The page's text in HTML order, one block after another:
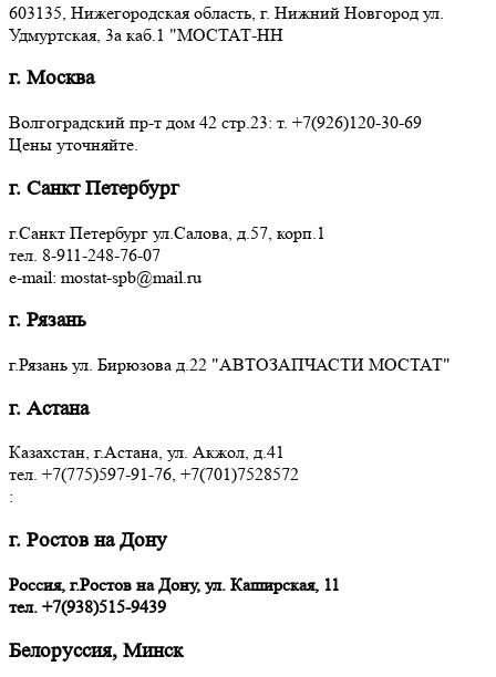
603135, Нижегородская область, г. Нижний Новгород ул.
Удмуртская, 3a каб.1 "МОСТАТ-НН
г. Москва
Волгоградский пр-т дом 42 стр.23: т. +7(926)120-30-69
Цены уточняйте.
г. Санкт Петербург
г.Санкт Петербург ул.Салова, д.57, корп.1
тел. 8-911-248-76-07
e-mail: mostat-spb@mail.ru
г. Рязань
г.Рязань ул. Бирюзова д.22 "АВТОЗАПЧАСТИ МОСТАТ"
г. Астана
Казахстан, г.Астана, ул. Акжол, д.41
тел. +7(775)597-91-76, +7(701)7528572
:
г. Ростов на Дону
Россия, г.Ростов на Дону, ул. Каширская, 11
тел. +7(938)515-9439
Белоруссия, Минск